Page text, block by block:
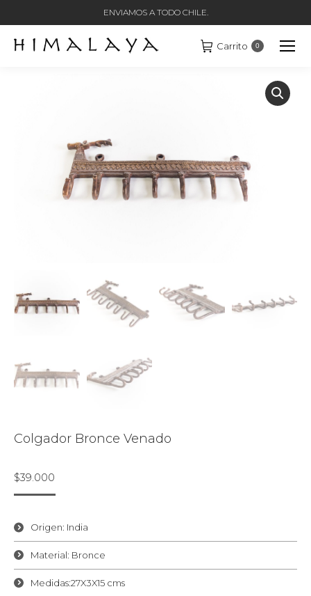
ENVIAMOS A TODO CHILE.
Carrito 0
Colgador Bronce Venado
$39.000
Origen: India
Material: Bronce
Medidas:27X3X15 cms